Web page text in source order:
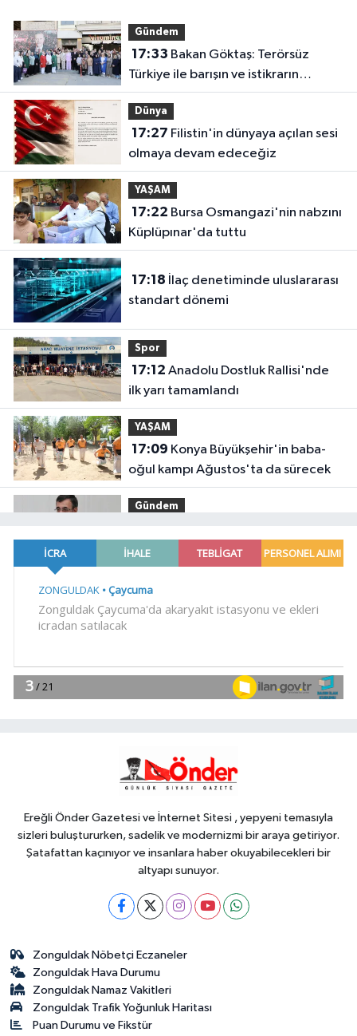
Gündem
17:33
Türkiye ile barışın ve istikrarın
güçlendiği gelecek hedefliyoruz
Dünya
17:27
olmaya devam edeceğiz
YAŞAM
17:22
Küplüpınar'da tuttu
17:18
standart dönemi
Spor
17:12
ilk yarı tamamlandı
YAŞAM
17:09
oğul kampı Ağustos'ta da sürecek
Gündem
Savunma Anlaşması bölgesel
güvenliğe katkı sağlayacak
16:57Özel öğrenci yurtlarına ilişkin
Genel
EVİNDE ÖLÜ BULUNDU!
yaralar hızla sarılıyor
Ereğli Önder Gazetesi ve İnternet Sitesi , yepyeni temasıyla
sizleri buluştururken, sadelik ve modernizmi bir araya getiriyor.
Şatafattan kaçınıyor ve insanlara haber okuyabilecekleri bir
altyapı sunuyor.
Zonguldak Nöbetçi Eczaneler
Zonguldak Hava Durumu
Zonguldak Namaz Vakitleri
Zonguldak Trafik Yoğunluk Haritası
Puan Durumu ve Fikstür